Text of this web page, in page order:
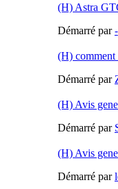
(H) Astra
Démarré par
(H) comment
Démarré par
(H) Avis
Démarré par
(H) Avis
Démarré par